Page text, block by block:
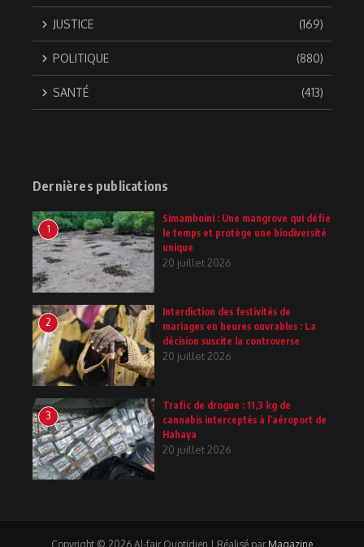
JUSTICE (169)
POLITIQUE (880)
SANTÉ (413)
Dernières publications
1
Simamboini : Une mangrove qui défie
le temps et protège une biodiversité
unique
20 juillet 2026
2
Interdiction des festivités de
mariages en heures ouvrables : La
décision suscite la controverse
20 juillet 2026
3
Trafic de drogue : 11,3 kg de
cannabis interceptés à l’aéroport de
Hahaya
20 juillet 2026
Copyright © 2026 Al-fajr Quotidien | Réalisé par Magazine